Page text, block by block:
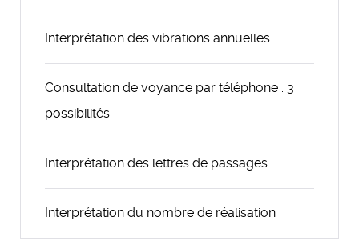
Interprétation des vibrations annuelles
Consultation de voyance par téléphone : 3
possibilités
Interprétation des lettres de passages
Interprétation du nombre de réalisation